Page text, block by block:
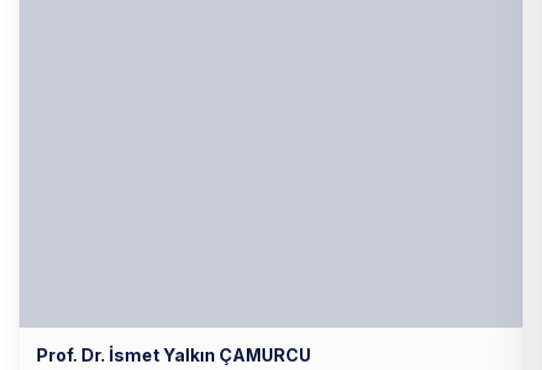
Prof. Dr. İsmet Yalkın ÇAMURCU